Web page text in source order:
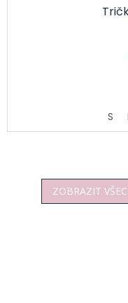
S
ZOBRAZIT